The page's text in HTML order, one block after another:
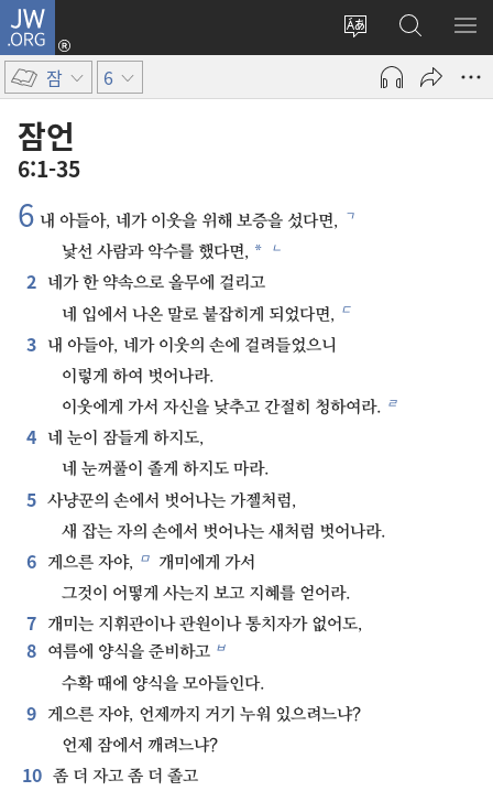
JW.ORG
사이트
언어
변경
로그인
(새로운
열기)
JW.ORG
검색
메
잠 6
잠언
6:1-35
6 내 아들아, 네가 이웃을 위해 보증을 섰다면, ㄱ
낯선 사람과 악수를 했다면, * ㄴ
2
네가 한 약속으로 올무에 걸리고
네 입에서 나온 말로 붙잡히게 되었다면, ㄷ
3
내 아들아, 네가 이웃의 손에 걸려들었으니
이렇게 하여 벗어나라.
이웃에게 가서 자신을 낮추고 간절히 청하여라. ㄹ
4
네 눈이 잠들게 하지도,
네 눈꺼풀이 졸게 하지도 마라.
5 사냥꾼의 손에서 벗어나는 가젤처럼,
새 잡는 자의 손에서 벗어나는 새처럼 벗어나라.
6 게으른 자야, ㅁ 개미에게 가서
그것이 어떻게 사는지 보고 지혜를 얻어라.
7 개미는 지휘관이나 관원이나 통치자가 없어도,
8 여름에 양식을 준비하고 ㅂ
수확 때에 양식을 모아들인다.
9
게으른 자야, 언제까지 거기 누워 있으려느냐?
언제 잠에서 깨려느냐?
10 좀 더 자고 좀 더 졸고